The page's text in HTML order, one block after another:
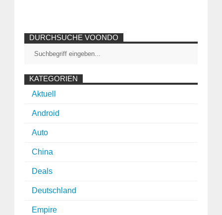
DURCHSUCHE VOONDO
KATEGORIEN
Aktuell
Android
Auto
China
Deals
Deutschland
Empire